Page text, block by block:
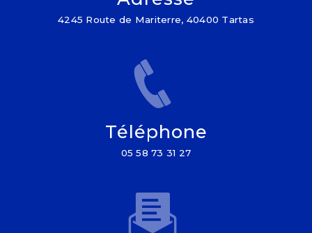
4245 Route de Mariterre, 40400 Tartas
Téléphone
05 58 73 31 27